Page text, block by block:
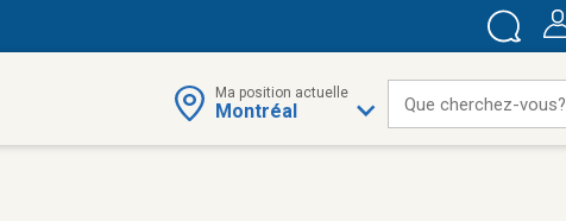
Ma position actuelle
Montréal Que cherchez-vous?